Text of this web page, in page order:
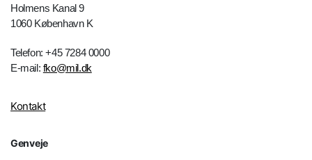
Holmens Kanal 9
1060 København K
Telefon: +45 7284 0000
E-mail: fko@mil.dk
Kontakt
Genveje